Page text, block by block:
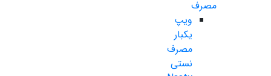
مصرف
ویپ
یکبار
مصرف
نستی